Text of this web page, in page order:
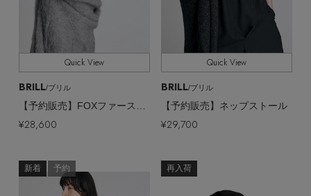
Quick View
BRILL/ブリル
【予約販売】FOXファーストール
¥28,600
Quick View
BRILL/ブリル
【予約販売】ネップストール
¥29,700
新着 予約 再入荷